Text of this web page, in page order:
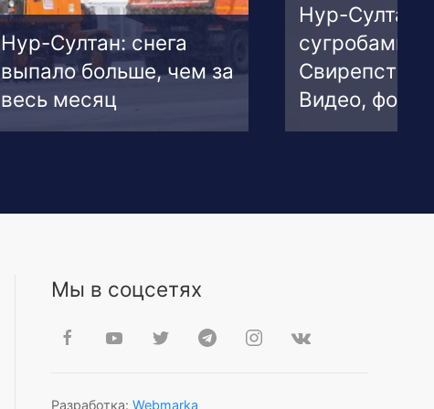
Нур-Султан: снега
выпало больше, чем за
весь месяц
Нур-Султан
сугробами.
Видео, фото
Мы в соцсетях
Разработка:Webmarka